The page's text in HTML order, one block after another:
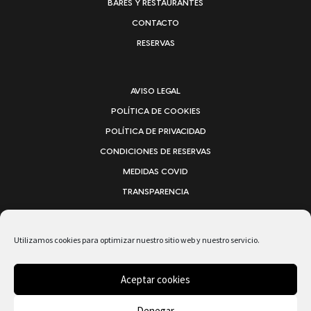
Utilizamos cookies para optimizar nuestro sitio web y nuestro servicio.
Aceptar cookies
BARES Y RESTAURANTES
CONTACTO
RESERVAS
AVISO LEGAL
POLÍTICA DE COOKIES
POLÍTICA DE PRIVACIDAD
CONDICIONES DE RESERVAS
MEDIDAS COVID
TRANSPARENCIA
C/ PUNTA CALERA, 2 · 38870
ISLAS CANARIAS · ESPAÑA